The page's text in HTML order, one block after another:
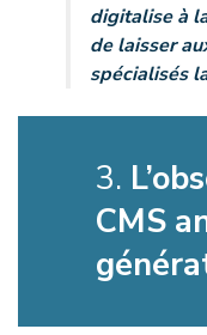
digitalise à
de laisser
spécialisés
3.
CMS